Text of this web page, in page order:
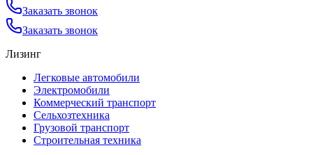
Заказать звонок
Заказать звонок
Лизинг
Легковые автомобили
Электромобили
Коммерческий транспорт
Сельхозтехника
Грузовой транспорт
Строительная техника